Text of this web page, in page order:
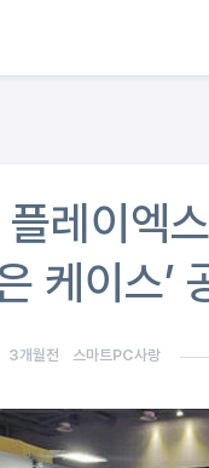
레이엑
케이스’
3개월전 스마트PC사랑